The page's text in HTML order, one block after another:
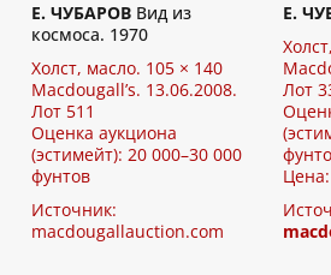
Е. ЧУБАРОВ Вид из
космоса. 1970
Холст, масло. 105 × 140
Macdougall’s. 13.06.2008.
Лот 511
Оценка аукциона
(эстимейт): 20 000–30 000
фунтов
Источник:
macdougallauction.com
Е.
Лот